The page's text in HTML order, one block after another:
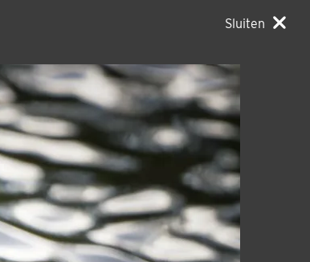
Sluiten